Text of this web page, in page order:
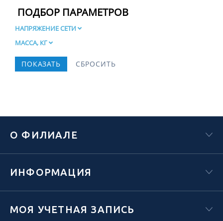
ПОДБОР ПАРАМЕТРОВ
НАПРЯЖЕНИЕ СЕТИ
МАССА, КГ
О ФИЛИАЛЕ
ИНФОРМАЦИЯ
МОЯ УЧЕТНАЯ ЗАПИСЬ